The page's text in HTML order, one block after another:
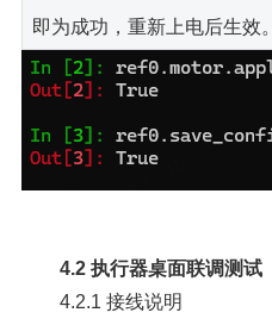
即为成功，重新上电后生效。
4.2 执行器桌面联调测试
4.2.1 接线说明